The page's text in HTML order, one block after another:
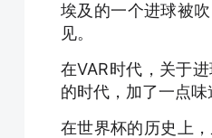
埃及的一个进球被
见。
在VAR时代，关于
的时代，加了一点味
在世界杯的历史上